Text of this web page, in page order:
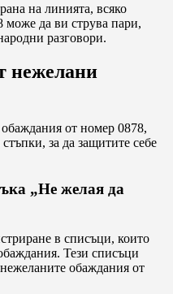
на линията, всяко
да ви струва пари,
разговори.
нежелани
от номер 0878,
за да защитите себе
„Не желая да
в списъци, които
Тези списъци
обаждания от